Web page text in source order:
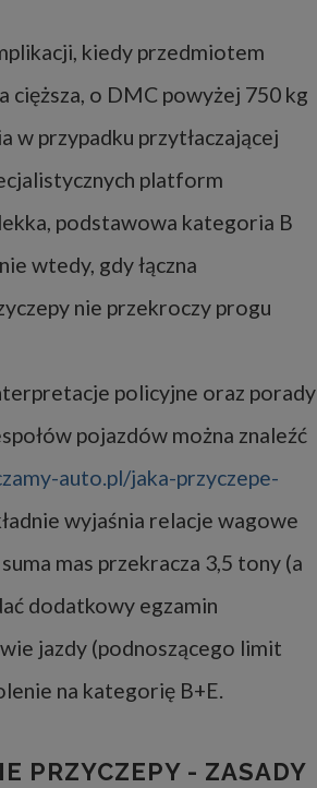
kiedy przedmiotem
cięższa, o DMC powyżej 750 kg
w przypadku przytłaczającej
platform
podstawowa kategoria B
wtedy, gdy łączna
nie przekroczy progu
policyjne oraz porady
pojazdów można znaleźć
auto.pl/jaka-przyczepe-
wyjaśnia relacje wagowe
mas przekracza 3,5 tony (a
dodatkowy egzamin
jazdy (podnoszącego limit
na kategorię B+E.
PRZYCZEPY - ZASADY